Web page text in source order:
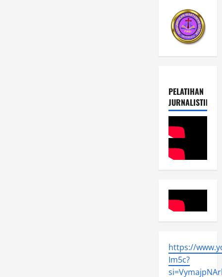
PELATIHAN
JURNALISTIK
https://
Im5c?